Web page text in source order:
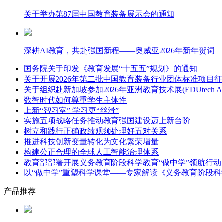
关于举办第87届中国教育装备展示会的通知
深耕AI教育，共赴强国新程——奥威亚2026年新年贺词
国务院关于印发《教育发展“十五五”规划》的通知
关于开展2026年第二批中国教育装备行业团体标准项目
关于组织赴新加坡参加2026年亚洲教育技术展(EDUtech
数智时代如何尊重学生主体性
上新“智习室” 学习更“丝滑”
实施五项战略任务推动教育强国建设迈上新台阶
树立和践行正确政绩观须处理好五对关系
推进科技创新变量转化为文化繁荣增量
构建公正合理的全球人工智能治理体系
教育部部署开展义务教育阶段科学教育“做中学”领航行动
以“做中学”重塑科学课堂——专家解读《义务教育阶段
产品推荐